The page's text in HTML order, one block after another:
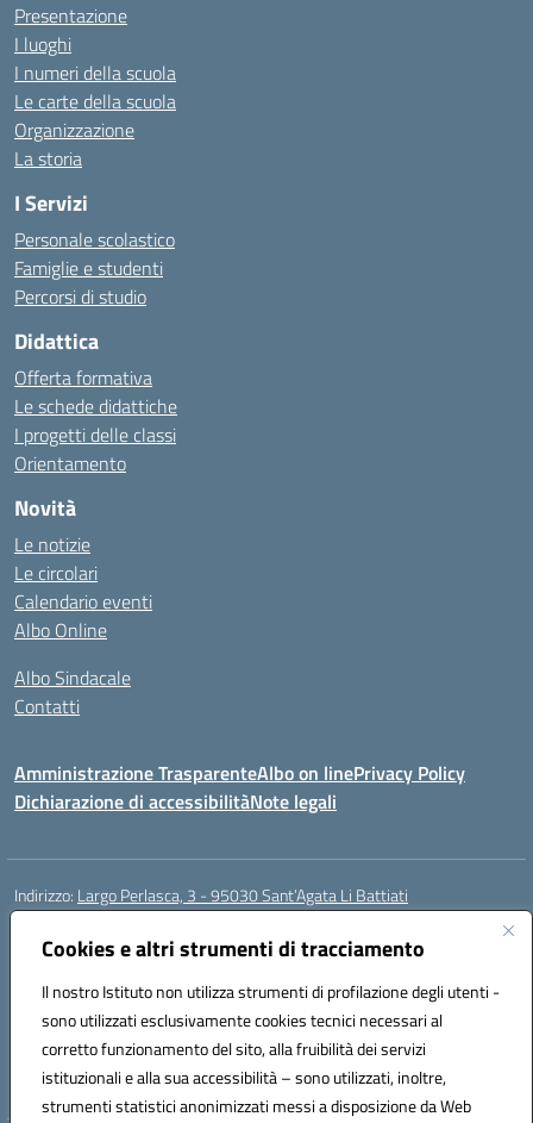
Cookies e altri strumenti di tracciamento
Il nostro Istituto non utilizza strumenti di profilazione degli utenti -
sono utilizzati esclusivamente cookies tecnici necessari al
corretto funzionamento del sito, alla fruibilità dei servizi
istituzionali e alla sua accessibilità – sono utilizzati, inoltre,
strumenti statistici anonimizzati messi a disposizione da Web
Presentazione
I luoghi
I numeri della scuola
Le carte della scuola
Organizzazione
La storia
I Servizi
Personale scolastico
Famiglie e studenti
Percorsi di studio
Didattica
Offerta formativa
Le schede didattiche
I progetti delle classi
Orientamento
Novità
Le notizie
Le circolari
Calendario eventi
Albo Online
Albo Sindacale
Contatti
Amministrazione TrasparenteAlbo on linePrivacy Policy
Dichiarazione di accessibilitàNote legali
Indirizzo: Largo Perlasca, 3 - 95030 Sant’Agata Li Battiati
Centralino:
ctic8bl002@istruzione.it
Posta elettronica certificata (PEC):ctic8bl002@pec.istruzione.it
Codice fiscale: 93253680875
Codice meccanografico:CTIC8BL002
Codice Indice delle Pubbliche Amministrazioni (IPA): 7UKG69R2
Codice unico di fatturazione (CUF): F8M4AH